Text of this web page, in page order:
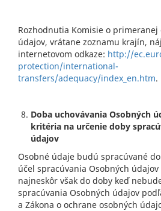
Rozhodnutia Komisie o primeranej
údajov, vrátane zoznamu krajín,
internetovom odkaze: http://
protection/international-
transfers/adequacy/index_en.htm.
Doba uchovávania Osobných
kritéria na určenie doby
údajov
Osobné údaje budú spracúvané
účel spracúvania Osobných
najneskôr však do doby keď
spracúvania Osobných údajov
a Zákona o ochrane osobných